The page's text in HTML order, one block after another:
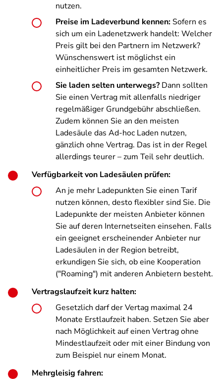
nutzen.
Preise im Ladeverbund kennen: Sofern es
sich um ein Ladenetzwerk handelt: Welcher
Preis gilt bei den Partnern im Netzwerk?
Wünschenswert ist möglichst ein
einheitlicher Preis im gesamten Netzwerk.
Sie laden selten unterwegs? Dann sollten
Sie einen Vertrag mit allenfalls niedriger
regelmäßiger Grundgebühr abschließen.
Zudem können Sie an den meisten
Ladesäule das Ad-hoc Laden nutzen,
gänzlich ohne Vertrag. Das ist in der Regel
allerdings teurer – zum Teil sehr deutlich.
Verfügbarkeit von Ladesäulen prüfen:
An je mehr Ladepunkten Sie einen Tarif
nutzen können, desto flexibler sind Sie. Die
Ladepunkte der meisten Anbieter können
Sie auf deren Internetseiten einsehen. Falls
ein geeignet erscheinender Anbieter nur
Ladesäulen in der Region betreibt,
erkundigen Sie sich, ob eine Kooperation
("Roaming") mit anderen Anbietern besteht.
Vertragslaufzeit kurz halten:
Gesetzlich darf der Vertag maximal 24
Monate Erstlaufzeit haben. Setzen Sie aber
nach Möglichkeit auf einen Vertrag ohne
Mindestlaufzeit oder mit einer Bindung von
zum Beispiel nur einem Monat.
Mehrgleisig fahren: